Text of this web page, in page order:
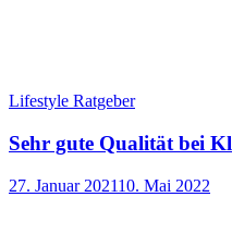
Lifestyle Ratgeber
Sehr gute Qualität bei
27. Januar 202110. Mai 2022